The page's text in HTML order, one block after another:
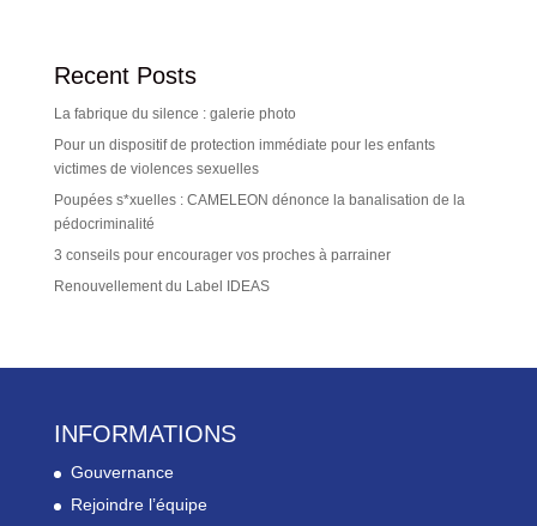
Recent Posts
La fabrique du silence : galerie photo
Pour un dispositif de protection immédiate pour les enfants
victimes de violences sexuelles
Poupées s*xuelles : CAMELEON dénonce la banalisation de la
pédocriminalité
3 conseils pour encourager vos proches à parrainer
Renouvellement du Label IDEAS
INFORMATIONS
Gouvernance
Rejoindre l’équipe